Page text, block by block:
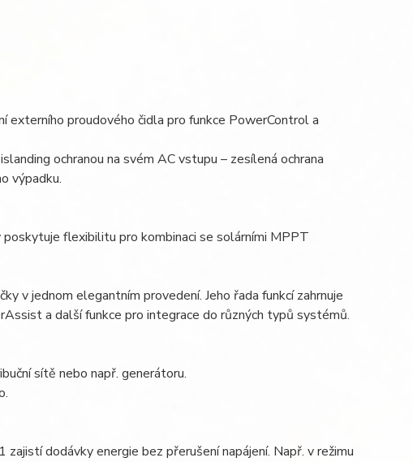
externího proudového čidla pro funkce PowerControl a
ochranou na svém AC vstupu – zesílená ochrana
výpadku.
flexibilitu pro kombinaci se solárními MPPT
v jednom elegantním provedení. Jeho řada funkcí zahrnuje
a další funkce pro integrace do různých typů systémů.
sítě nebo např. generátoru.
dodávky energie bez přerušení napájení. Např. v režimu